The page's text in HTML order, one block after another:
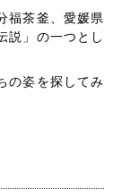
福茶釜、愛媛県
説」の一つとし
の姿を探してみ